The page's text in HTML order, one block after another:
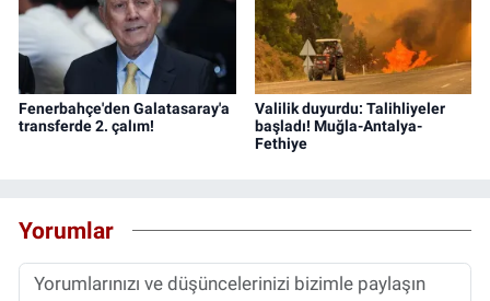
Fenerbahçe'den Galatasaray'a
transferde 2. çalım!
Valilik duyurdu: Talihliyeler
başladı! Muğla-Antalya-
Fethiye
Yorumlar